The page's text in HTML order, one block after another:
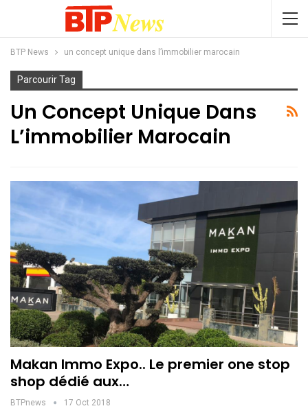
BTP News un concept unique dans l’immobilier marocain
Parcourir Tag
Un Concept Unique Dans
L’immobilier Marocain
Makan Immo Expo.. Le premier one stop
shop dédié aux…
BTPnews 17 Oct 2018